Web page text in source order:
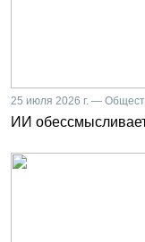
25 июля 2026 г. —
ИИ